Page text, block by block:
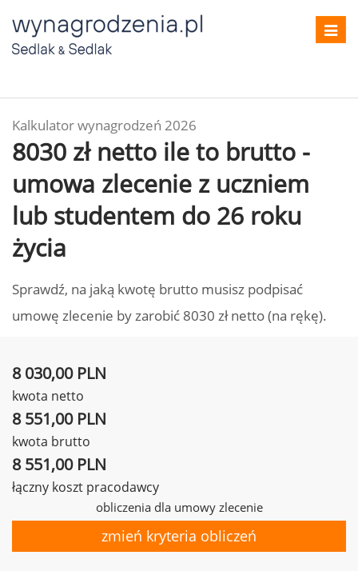
Kalkulator wynagrodzeń 2026
8030 zł netto ile to brutto -
umowa zlecenie z uczniem
lub studentem do 26 roku
życia
Sprawdź, na jaką kwotę brutto musisz podpisać
umowę zlecenie by zarobić 8030 zł netto (na rękę).
8 030,00 PLN
kwota netto
8 551,00 PLN
kwota brutto
8 551,00 PLN
łączny koszt pracodawcy
obliczenia dla umowy zlecenie
zmień kryteria obliczeń